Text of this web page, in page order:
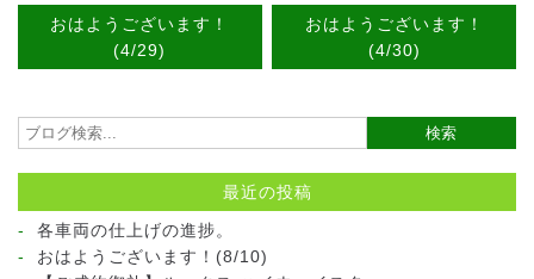
おはようございます！
(4/29)
おはようございます！
(4/30)
最近の投稿
各車両の仕上げの進捗。
おはようございます！(8/10)